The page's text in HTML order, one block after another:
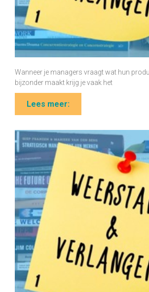
Wanneer je managers vraagt wat hun
bijzonder maakt krijg je vaak het
Lees meer: